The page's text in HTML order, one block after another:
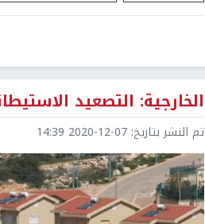
الخارجية: التصعيد
تم النشر بتاريخ: 2020-12-07 14:39